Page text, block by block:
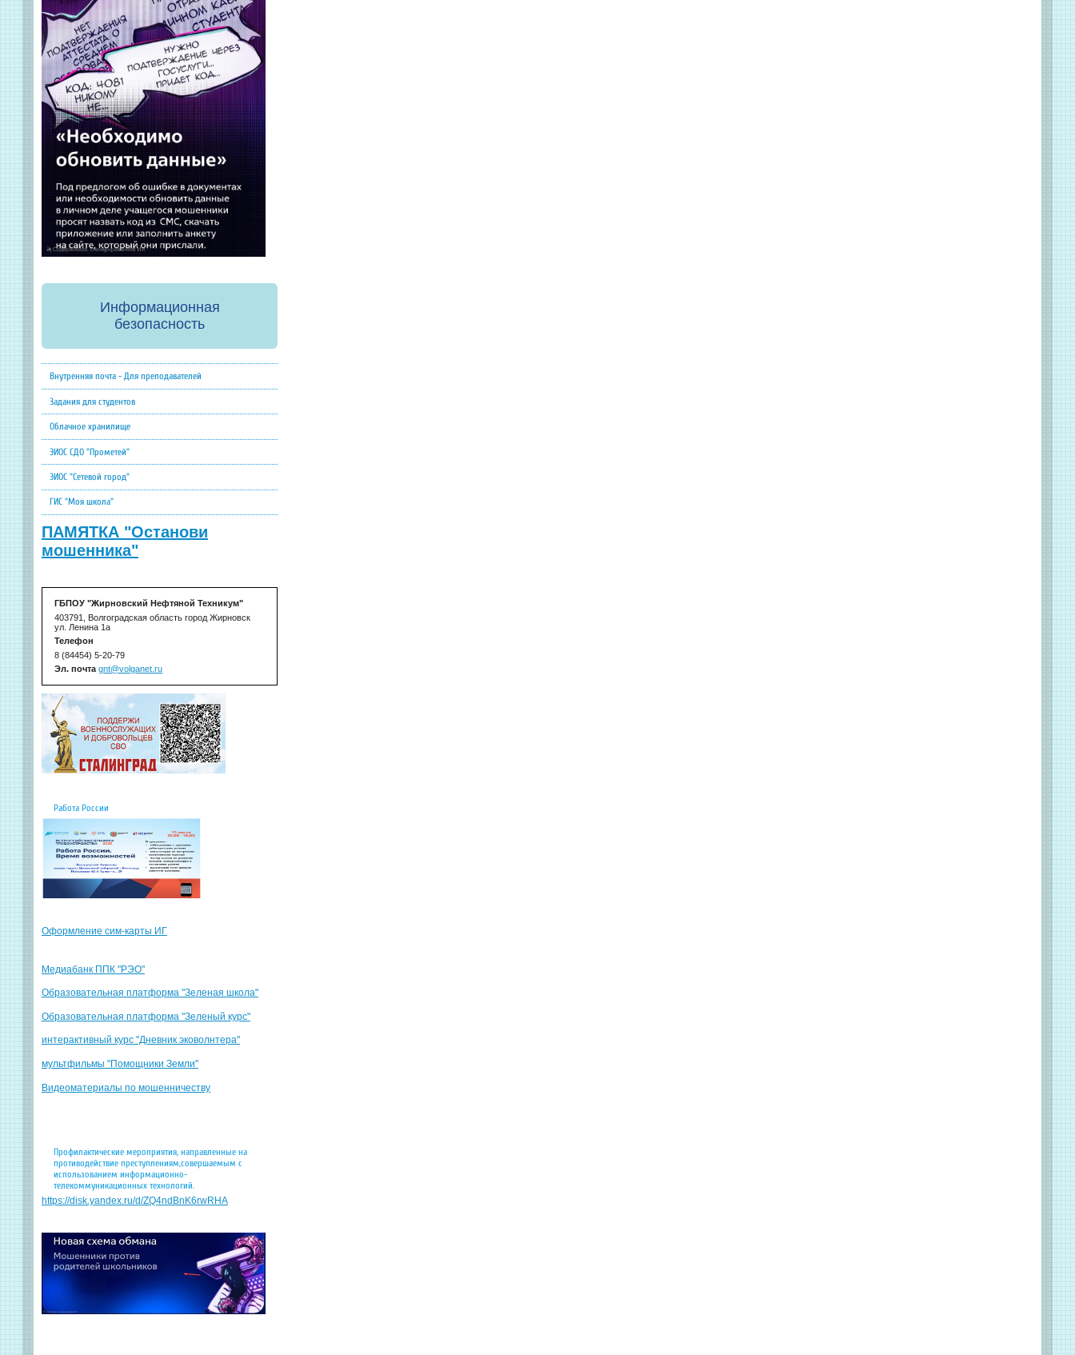
Информационная
безопасность
Внутренняя почта - Для преподавателей
Задания для студентов
Облачное хранилище
ЭИОС СДО "Прометей"
ЭИОС "Сетевой город"
ГИС "Моя школа"
ПАМЯТКА "Останови
мошенника"
ГБПОУ "Жирновский Нефтяной Техникум"
403791, Волгоградская область город Жирновск
ул. Ленина 1а
Телефон
8 (84454) 5-20-79
Эл. почта gnt@volganet.ru
Работа России
Оформление сим-карты ИГ
Медиабанк ППК "РЭО"
Образовательная платформа "Зеленая школа"
Образовательная платформа "Зеленый курс"
интерактивный курс "Дневник эковолнтера"
мультфильмы "Помощники Земли"
Видеоматериалы по мошенничеству
Профилактические мероприятия, направленные на
противодействие преступлениям,совершаемым с
использованием информационно-
телекоммуникационных технологий.
https://disk.yandex.ru/d/ZQ4ndBnK6rwRHA